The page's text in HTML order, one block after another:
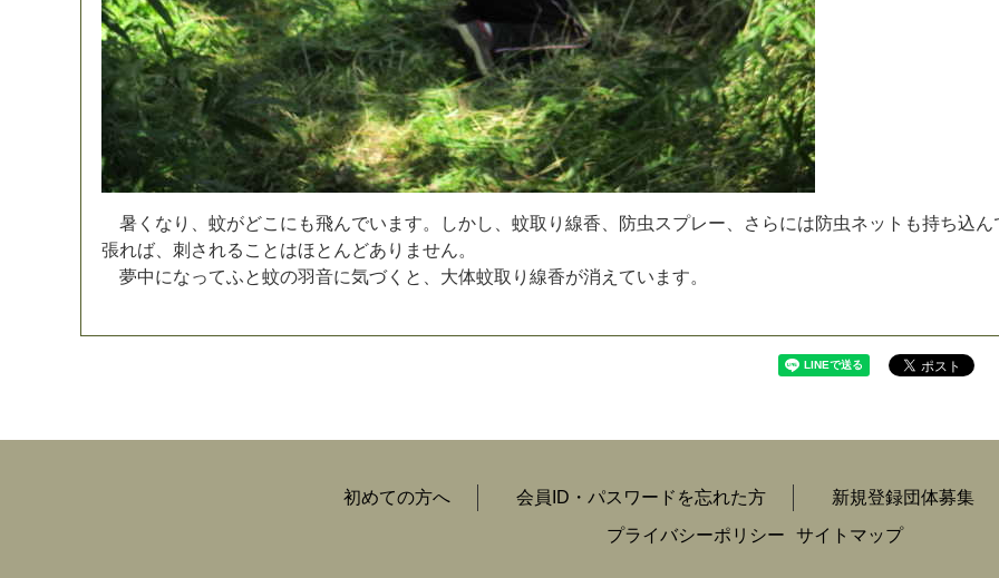
暑 く な り 蚊がどこ に も飛んでい ま す。 しかし 蚊取 り 線香 防虫 スプレー さ らには防虫ネッ ト も持ち込ん
張れば 刺 さ れる こ と はほ と んどあ り ま せん。
夢中になってふと蚊の羽音に気づく と 大体蚊取 り 線香が消 え てい ま す。
初めての方へ 会員ID・パスワードを忘れた方
新規登録団体募集
プライバシーポリシー
サイトマップ